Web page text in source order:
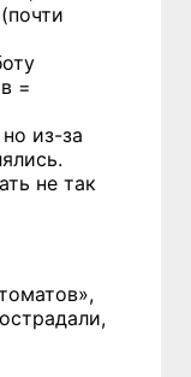
=
но из-за
не так